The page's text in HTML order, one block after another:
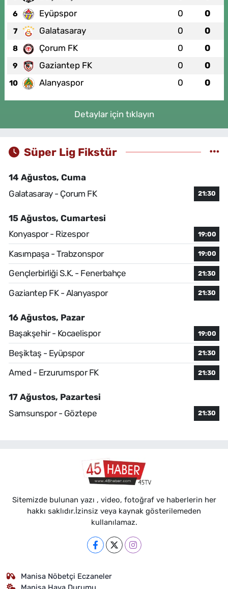
6 Eyüpspor 0 0
7 Galatasaray 0 0
8 Çorum FK 0 0
9 Gaziantep FK 0 0
10 Alanyaspor 0 0
Detaylar için tıklayın
Süper Lig Fikstür
14 Ağustos, Cuma
Galatasaray - Çorum FK
21:30
15 Ağustos, Cumartesi
Konyaspor - Rizespor
19:00
Kasımpaşa - Trabzonspor 19:00
Gençlerbirliği S.K. - Fenerbahçe 21:30
Gaziantep FK - Alanyaspor 21:30
16 Ağustos, Pazar
Başakşehir - Kocaelispor
19:00
Beşiktaş - Eyüpspor 21:30
Amed - Erzurumspor FK 21:30
17 Ağustos, Pazartesi
Samsunspor - Göztepe
21:30
Sitemizde bulunan yazı , video, fotoğraf ve haberlerin her
hakkı saklıdır.İzinsiz veya kaynak gösterilemeden
kullanılamaz.
Manisa Nöbetçi Eczaneler